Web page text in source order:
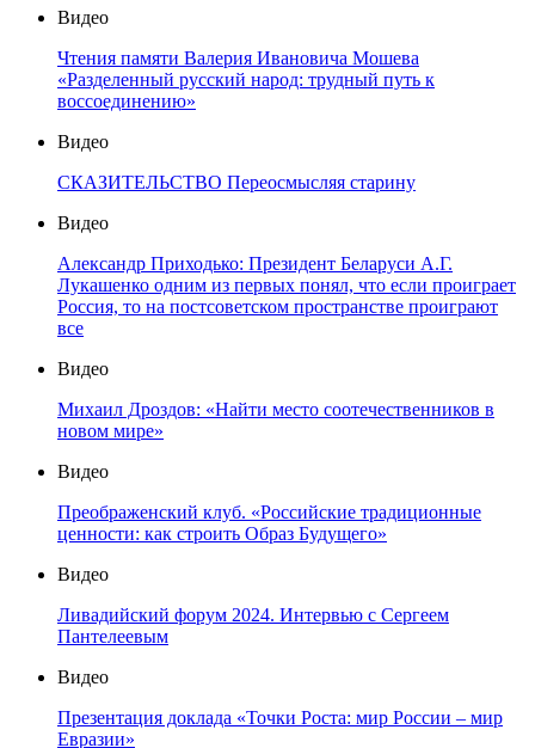
Видео
Чтения памяти Валерия Ивановича Мошева
«Разделенный русский народ: трудный путь к
воссоединению»
Видео
СКАЗИТЕЛЬСТВО Переосмысляя старину
Видео
Александр Приходько: Президент Беларуси А.Г.
Лукашенко одним из первых понял, что если проиграет
Россия, то на постсоветском пространстве проиграют
все
Видео
Михаил Дроздов: «Найти место соотечественников в
новом мире»
Видео
Преображенский клуб. «Российские традиционные
ценности: как строить Образ Будущего»
Видео
Ливадийский форум 2024. Интервью с Сергеем
Пантелеевым
Видео
Презентация доклада «Точки Роста: мир России – мир
Евразии»